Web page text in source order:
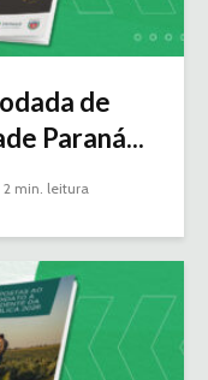
de
Paraná...
2 min. leitura